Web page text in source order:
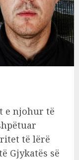
e njohur të
të lërë
Gjykatës së